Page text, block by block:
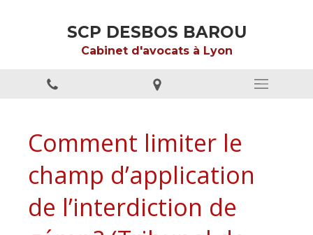
SCP DESBOS BAROU
Cabinet d'avocats à Lyon
Comment limiter le
champ d’application
de l’interdiction de